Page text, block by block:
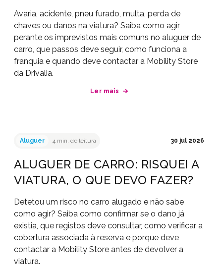
Avaria, acidente, pneu furado, multa, perda de
chaves ou danos na viatura? Saiba como agir
perante os imprevistos mais comuns no aluguer de
carro, que passos deve seguir, como funciona a
franquia e quando deve contactar a Mobility Store
da Drivalia.
Ler mais
Aluguer 4 min. de leitura 30 jul 2026
ALUGUER DE CARRO: RISQUEI A
VIATURA, O QUE DEVO FAZER?
Detetou um risco no carro alugado e não sabe
como agir? Saiba como confirmar se o dano já
existia, que registos deve consultar, como verificar a
cobertura associada à reserva e porque deve
contactar a Mobility Store antes de devolver a
viatura.